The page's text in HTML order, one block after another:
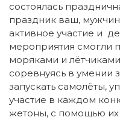
состоялась
праздник ваш,
активное участие и
мероприятия смогли
моряками и
соревнуясь в умении
запускать самолёты,
участие в каждом
жетоны, с помощью